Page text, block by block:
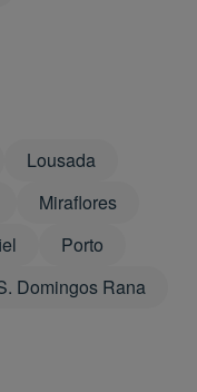
Lousada
Miraflores
Porto
Domingos Rana